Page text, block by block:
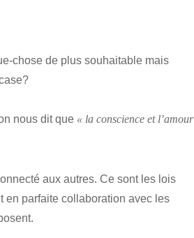
chose de plus souhaitable mais
nous dit que « la conscience et l’amour
aux autres. Ce sont les lois
en parfaite collaboration avec les